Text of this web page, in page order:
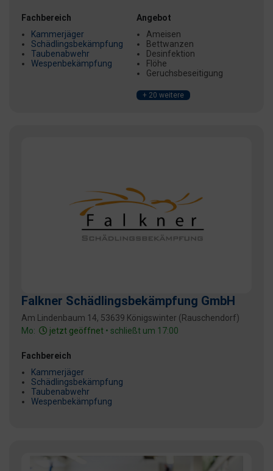
Fachbereich
Kammerjäger
Schädlingsbekämpfung
Taubenabwehr
Wespenbekämpfung
Angebot
Ameisen
Bettwanzen
Desinfektion
Flöhe
Geruchsbeseitigung
+ 20 weitere
Falkner Schädlingsbekämpfung GmbH
Am Lindenbaum 14, 53639 Königswinter (Rauschendorf)
Mo:
jetzt geöffnet • schließt um 17:00
Fachbereich
Kammerjäger
Schädlingsbekämpfung
Taubenabwehr
Wespenbekämpfung